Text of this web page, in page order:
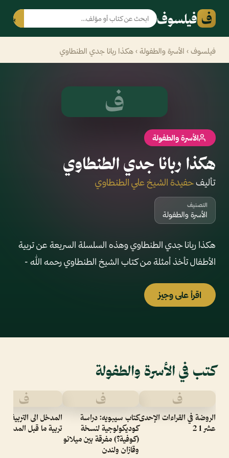
ف فيلسوف بحث
فيلسوف › الأسرة والطفولة › هكذا ربانا جدي الطنطاوي
ف
الأسرة والطفولة
هكذا ربانا جدي الطنطاوي
تأليفحفيدة الشيخ علي الطنطاوي
التصنيف
الأسرة والطفولة
هكذا ربانا جدي الطنطاوي وهذه السلسلة السريعة عن تربية
الأطفال تأخذ أمثلة من كتاب الشيخ الطنطاوي رحمه الله -
اقرأ على وجيز
كتب في الأسرة والطفولة
ف
الروضة في القراءات الإحدى
عشر 1 2
ف
كتاب سيبويه: دراسة
كوديكولوجية لنسخة
(كوفية؟) مفرقة بين ميلانو
وقازان ولندن
ف
المدخل الى التربية
تربية ما قبل المدرسة